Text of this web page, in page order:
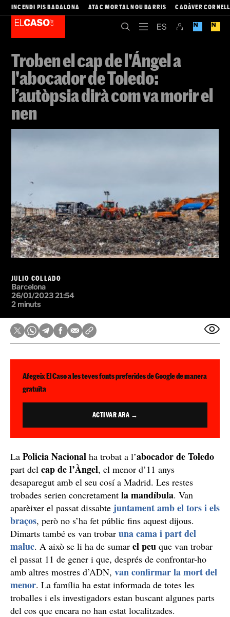
INCENDI PIS BADALONA ATAC MORTAL NOU BARRIS CADÀVER
Troben el cap de l'Ángel a
l'abocador de Toledo:
l’autòpsia dirà com va morir el
nen
JULIO COLLADO
Barcelona
26/01/2023 21:54
2 minuts
Afegeix El Caso a les teves fonts preferides de Google de manera
gratuïta
ACTIVAR ARA →
La Policia Nacional ha trobat a l’abocador de Toledo
part del cap de l’Àngel, el menor d’11 anys
desaparegut amb el seu cosí a Madrid. Les restes
trobades serien concretament la mandíbula. Van
aparèixer el passat dissabte juntament amb el tors i els
braços, però no s’ha fet públic fins aquest dijous.
Dimarts també es van trobar una cama i part del
maluc. A això se li ha de sumar el peu que van trobar
el passat 11 de gener i que, després de confrontar-ho
amb altres mostres d’ADN, van confirmar la mort del
menor. La família ha estat informada de totes les
troballes i els investigadors estan buscant algunes parts
del cos que encara no han estat localitzades.